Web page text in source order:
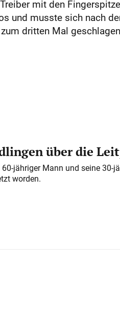
mit den
und musste sich nach
dritten Mal
über die
jähriger Mann und seine 30-
worden.